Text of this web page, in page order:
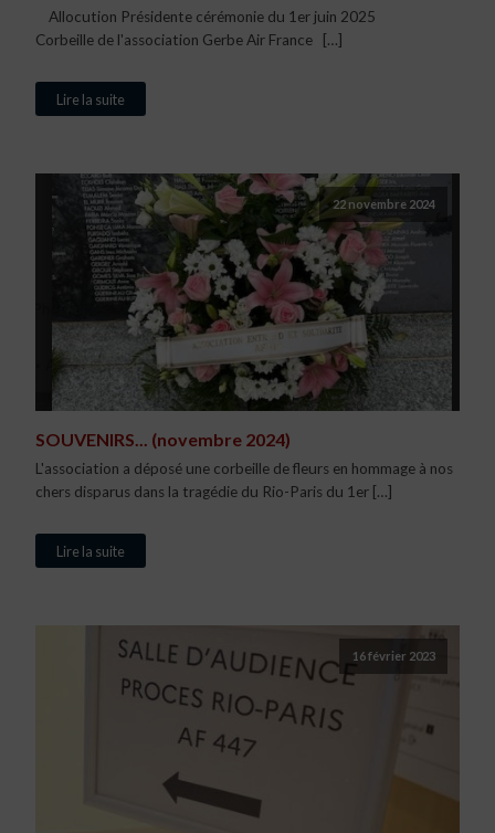
Allocution Présidente cérémonie du 1er juin 2025
Corbeille de l'association Gerbe Air France […]
Lire la suite
22 novembre 2024
SOUVENIRS... (novembre 2024)
L'association a déposé une corbeille de fleurs en hommage à nos
chers disparus dans la tragédie du Rio-Paris du 1er […]
Lire la suite
16 février 2023